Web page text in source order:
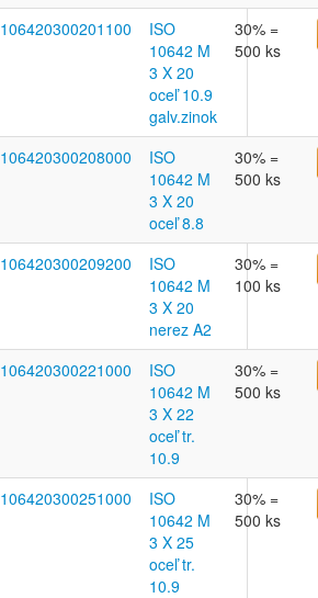
106420300201100
ISO
10642 M
3 X 20
oceľ 10.9
galv.zinok
30% =
500 ks
106420300208000
ISO
10642 M
3 X 20
oceľ 8.8
30% =
500 ks
106420300209200
ISO
10642 M
3 X 20
nerez A2
30% =
100 ks
106420300221000
ISO
10642 M
3 X 22
oceľ tr.
10.9
30% =
500 ks
106420300251000
ISO
10642 M
3 X 25
oceľ tr.
10.9
30% =
500 ks